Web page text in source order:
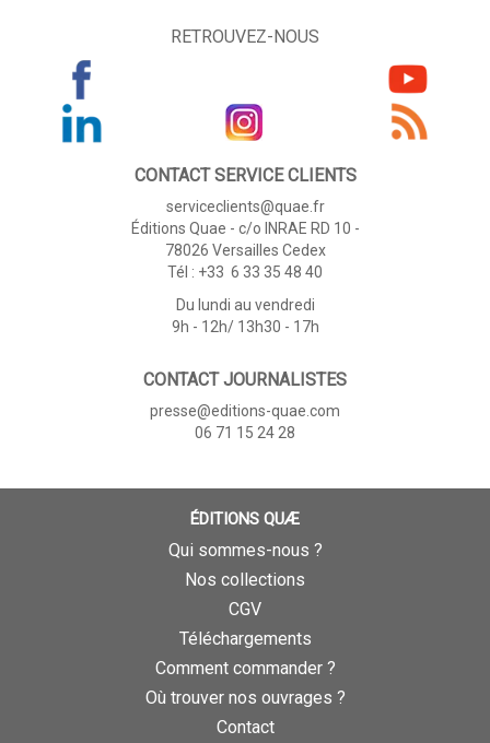
RETROUVEZ-NOUS
CONTACT SERVICE CLIENTS
serviceclients@quae.fr
Éditions Quae - c/o INRAE RD 10 -
78026 Versailles Cedex
Tél : +33 6 33 35 48 40
Du lundi au vendredi
9h - 12h/ 13h30 - 17h
CONTACT JOURNALISTES
presse@editions-quae.com
06 71 15 24 28
ÉDITIONS QUÆ
Qui sommes-nous ?
Nos collections
CGV
Téléchargements
Comment commander ?
Où trouver nos ouvrages ?
Contact